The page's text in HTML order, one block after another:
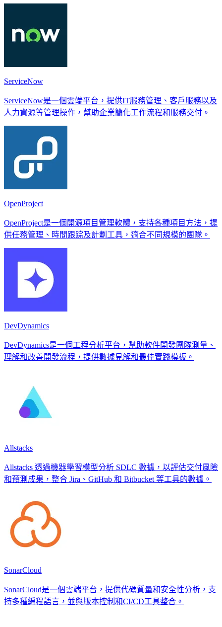
ServiceNow
ServiceNow是一個雲端平台，提供IT服務管理、客戶服務以及
人力資源等管理操作，幫助企業簡化工作流程和服務交付。
OpenProject
OpenProject是一個開源項目管理軟體，支持各種項目方法，提
供任務管理、時間跟踪及計劃工具，適合不同規模的團隊。
DevDynamics
DevDynamics是一個工程分析平台，幫助軟件開發團隊測量、
理解和改善開發流程，提供數據見解和最佳實踐模板。
Allstacks
Allstacks 透過機器學習模型分析 SDLC 數據，以評估交付風險
和預測成果，整合 Jira、GitHub 和 Bitbucket 等工具的數據。
SonarCloud
SonarCloud是一個雲端平台，提供代碼質量和安全性分析，支
持多種編程語言，並與版本控制和CI/CD工具整合。